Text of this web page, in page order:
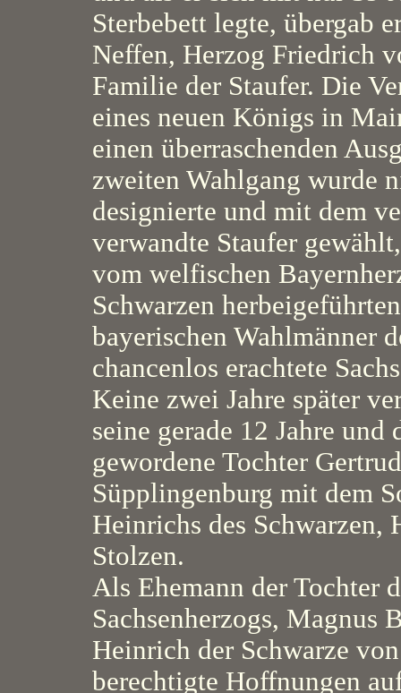
Sterbebett legte, übergab
Neffen, Herzog Friedrich
Familie der Staufer. Die
eines neuen Königs in
einen überraschenden
zweiten Wahlgang wurde
designierte und mit dem
verwandte Staufer
vom welfischen
Schwarzen
bayerischen Wahlmänner
chancenlos erachtete
Keine zwei Jahre später
seine gerade 12 Jahre
gewordene Tochter
Süpplingenburg mit dem
Heinrichs des Schwarzen,
Stolzen.
Als Ehemann der Tochter
Sachsenherzogs, Magnus
Heinrich der Schwarze
berechtigte Hoffnungen